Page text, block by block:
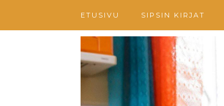
ETUSIVU SIPSIN KIRJAT